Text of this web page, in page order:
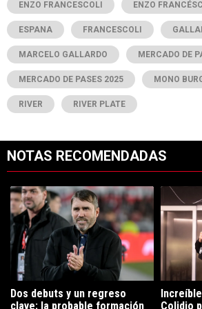
ENZO FRANCESCOLI ENZO
ESPANA FRANCESCOLI
MARCELO GALLARDO MERCADO DE
MERCADO DE PASES 2025 MONO
RIVER RIVER PLATE
NOTAS RECOMENDADAS
Un artículo de tendencia con el título "Dos
Dos debuts y un regreso
clave: la probable formación
Un
Colidio